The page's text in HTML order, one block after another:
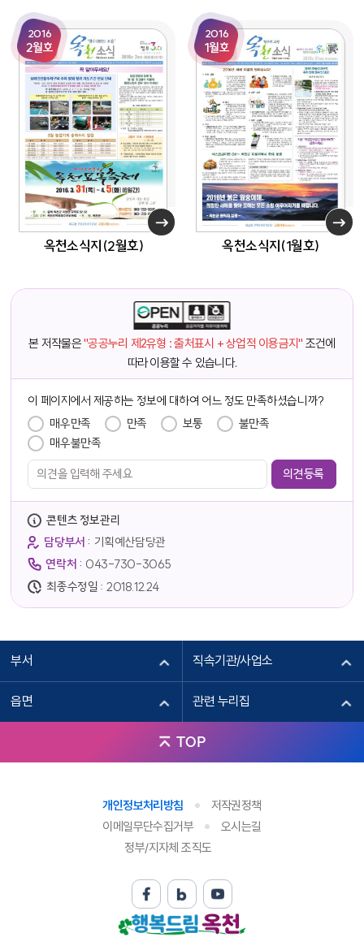
2016
2월호
옥천소식지(2월호)
2016
1월호
옥천소식지(1월호)
본 저작물은"공공누리 제2유형 : 출처표시 + 상업적 이용금지" 조건에
따라 이용할 수 있습니다.
이 페이지에서 제공하는 정보에 대하여 어느 정도 만족하셨습니까?
매우만족 만족 보통
불만족
매우불만족
콘텐츠 정보관리
담당부서 : 기획예산담당관
연락처 : 043-730-3065
최종수정일 : 2018.12.24
부서 직속기관/사업소
읍면 관련 누리집
TOP
개인정보처리방침
저작권정책
이메일무단수집거부
오시는길
정부/지자체 조직도